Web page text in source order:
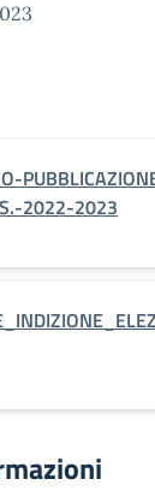
2022-2023